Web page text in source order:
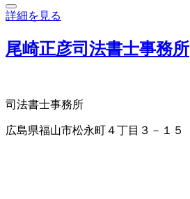
詳細を見る
尾崎正彦司法書士事務所
司法書士事務所
広島県福山市松永町４丁目３－１５